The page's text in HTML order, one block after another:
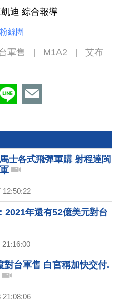
迪 綜合報導
絲團
軍售 M1A2
艾布
士各式飛彈軍購 射程達閩
12:50:22
2021年還有52億美元對台
21:16:00
對台軍售 白宮稱加快交付.
21:08:06